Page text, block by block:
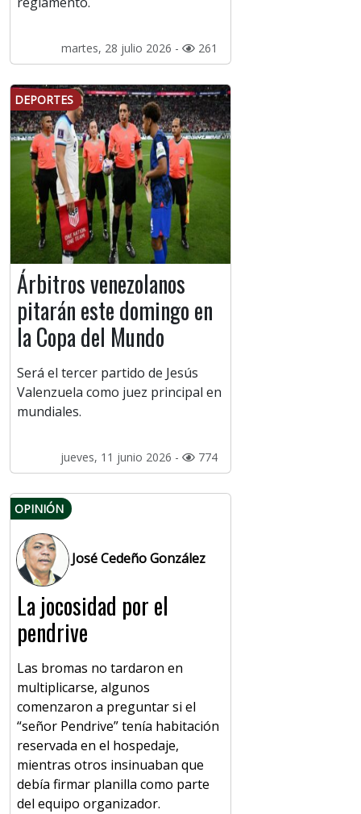
martes, 28 julio 2026 - 261
DEPORTES
Árbitros venezolanos
pitarán este domingo en
la Copa del Mundo
Será el tercer partido de Jesús
Valenzuela como juez principal en
mundiales.
jueves, 11 junio 2026 - 774
OPINIÓN
José Cedeño González
La jocosidad por el
pendrive
Las bromas no tardaron en
multiplicarse, algunos
comenzaron a preguntar si el
“señor Pendrive” tenía habitación
reservada en el hospedaje,
mientras otros insinuaban que
debía firmar planilla como parte
del equipo organizador.